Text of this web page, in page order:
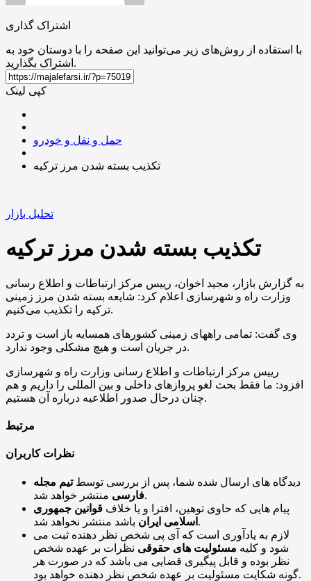
اشتراک گذاری
با استفاده از روش‌های زیر می‌توانید این صفحه را با دوستان خود به
اشتراک بگذارید.
کپی لینک
حمل و نقل و خودرو
تکذیب بسته شدن مرز ترکیه
تحلیل بازار
تکذیب بسته شدن مرز ترکیه
به گزارش بازار، مجید اخوان، رییس مرکز ارتباطات و اطلاع رسانی
وزارت راه و شهرسازی اعلام کرد: شایعه بسته شدن مرز زمینی
ترکیه را تکذیب می‌کنیم.
وی گفت: تمامی راههای زمینی کشورهای همسایه باز است و تردد
در جریان است و هیچ مشکلی وجود ندارد.
رییس مرکز ارتباطات و اطلاع رسانی وزارت راه و شهرسازی
افزود: ما فقط بحث لغو پروازهای داخلی و بین المللی را داریم و هم
چنان درحال صدور اطلاعیه درباره آن هستیم.
مرتبط
نظرات کاربران
دیدگاه های ارسال شده شما، پس از بررسی توسطتیم مجله
فارسیمنتشر خواهد شد.
پیام هایی که حاوی توهین، افترا و یا خلاف قوانین جمهوری
اسلامی ایران باشد منتشر نخواهد شد.
لازم به یادآوری است که آی پی شخص نظر دهنده ثبت می
شود و کلیه مسئولیت های حقوقی نظرات بر عهده شخص
نظر بوده و قابل پیگیری قضایی می باشد که در صورت هر
گونه شکایت مسئولیت بر عهده شخص نظر دهنده خواهد بود.